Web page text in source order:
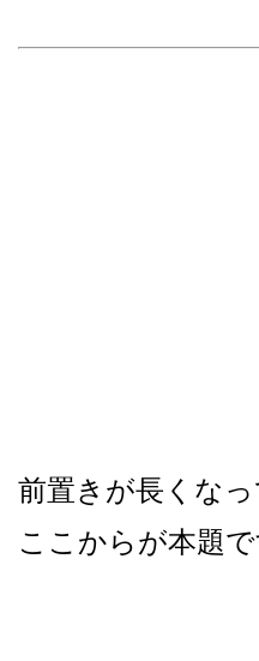
前置きが長くなっ
ここからが本題で